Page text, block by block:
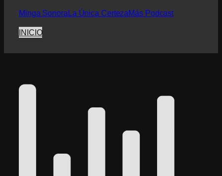
Minga Sonora La Única CertezaMás Podcast
INICIO